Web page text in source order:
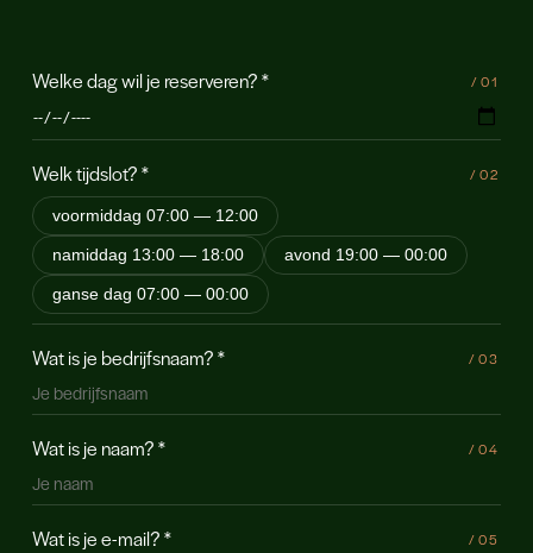
Welke dag wil je reserveren?* /01
Welk tijdslot?* /02
voormiddag 07:00 — 12:00
namiddag 13:00 — 18:00 avond 19:00 — 00:00
ganse dag 07:00 — 00:00
Wat is je bedrijfsnaam?* /03
Wat is je naam?* /04
Wat is je e-mail?* /05